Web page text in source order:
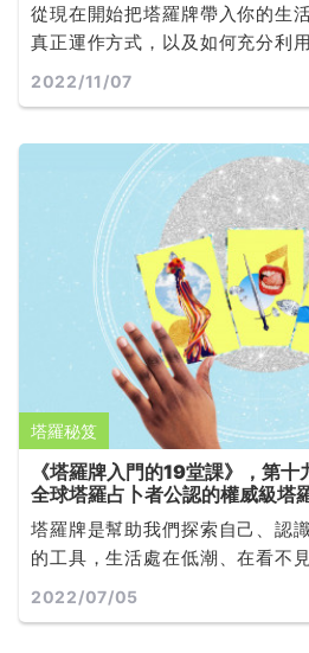
從現在開始把塔羅牌帶入你的生
真正運作方式，以及如何充分利
繫，做出有效的選擇，並實現目標
2022/11/07
塔羅秘笈
《塔羅牌入門的19堂課》，第
全球塔羅占卜者公認的權威級塔
撰寫
塔羅牌是幫助我們探索自己、認
的工具，生活處在低潮、在看不
們常常只是需要知道一個「時間
2022/07/05